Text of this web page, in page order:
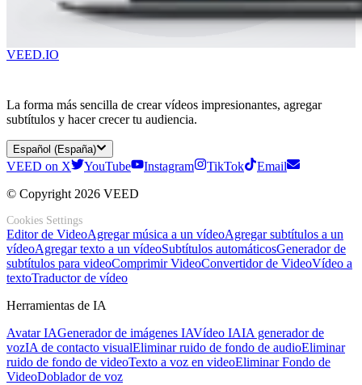
VEED.IO
La forma más sencilla de crear vídeos impresionantes, agregar
subtítulos y hacer crecer tu audiencia.
Español (España)
VEED on X YouTube Instagram TikTok
Email
© Copyright 2026 VEED
Cookies Settings
Editor de VideoAgregar música a un vídeoAgregar subtítulos a un
vídeoAgregar texto a un vídeoSubtítulos automáticosGenerador de
subtítulos para videoComprimir VideoConvertidor de VideoVídeo a
textoTraductor de vídeo
Herramientas de IA
Avatar IAGenerador de imágenes IAVídeo IAIA generador de
vozIA de contacto visualEliminar ruido de fondo de audioEliminar
ruido de fondo de videoTexto a voz en videoEliminar Fondo de
VideoDoblador de voz